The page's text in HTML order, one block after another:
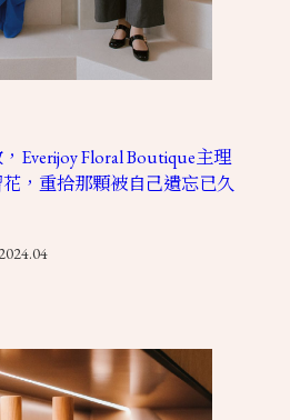
Everijoy Floral Boutique主理
花，重拾那顆被自己遺忘已久